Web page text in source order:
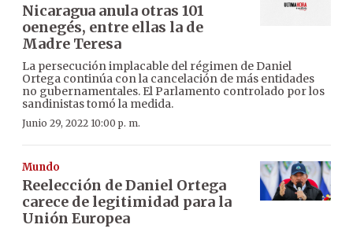
Nicaragua anula otras 101
oenegés, entre ellas la de
Madre Teresa
La persecución implacable del régimen de Daniel
Ortega continúa con la cancelación de más entidades
no gubernamentales. El Parlamento controlado por los
sandinistas tomó la medida.
Junio 29, 2022 10:00 p. m.
Mundo
Reelección de Daniel Ortega
carece de legitimidad para la
Unión Europea